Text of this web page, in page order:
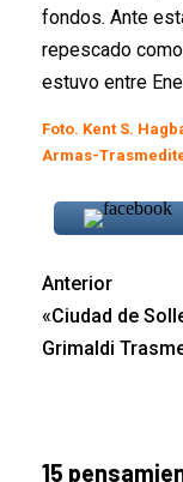
fondos. Ante
repescado
estuvo entre
Foto. Kent S.
Armas-
Anterior
«Ciudad de
Grimaldi
15